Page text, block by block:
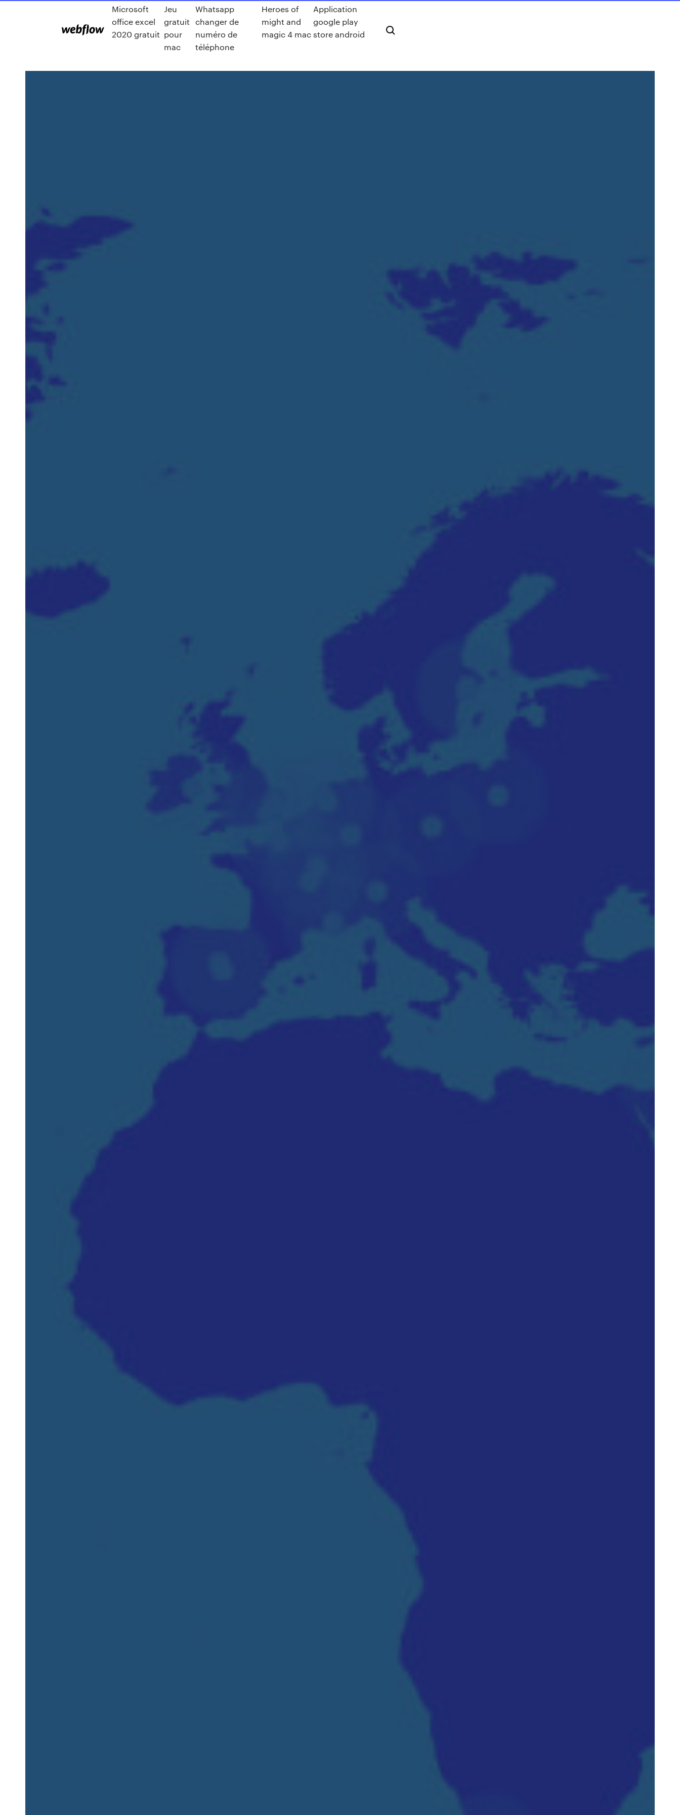
Microsoft
office excel
2020 gratuit
Jeu
gratuit
pour
mac
Whatsapp
changer de
numéro de
téléphone
Heroes of
might and
magic 4 mac
Application
google play
store android